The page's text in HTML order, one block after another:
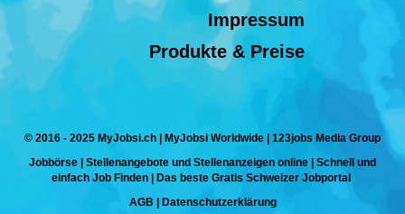
Impressum
Produkte & Preise
© 2016 - 2025 MyJobsi.ch | MyJobsi Worldwide | 123jobs Media Group
Jobbörse | Stellenangebote und Stellenanzeigen online | Schnell und
einfach Job Finden | Das beste Gratis Schweizer Jobportal
AGB
Datenschutzerklärung